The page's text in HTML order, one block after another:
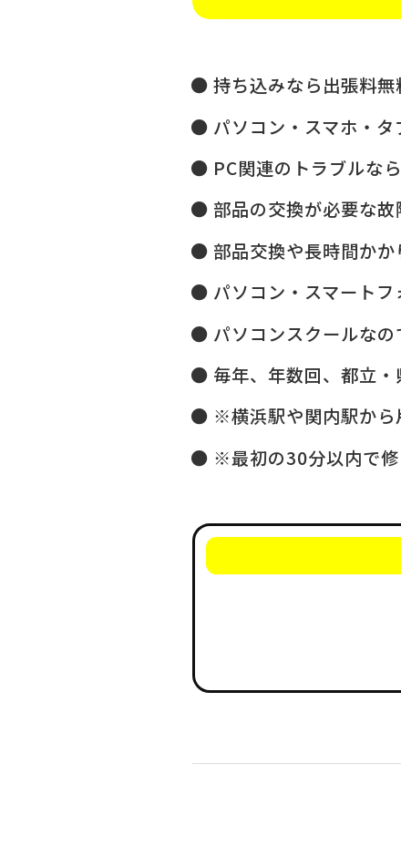
持ち込みなら出張料無
パソコン・スマホ・タ
PC関連のトラブルな
部品の交換が必要な故
部品交換や長時間かか
パソコン・スマート
パソコンスクールな
毎年、年数回、都立
※横浜駅や関内駅から
※最初の30分以内で修